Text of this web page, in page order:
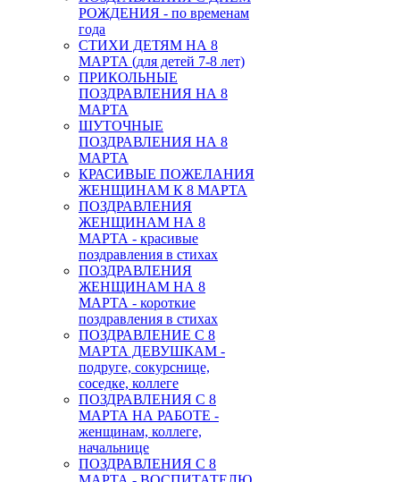
РОЖДЕНИЯ - по временам
года
СТИХИ ДЕТЯМ НА 8
МАРТА (для детей 7-8 лет)
ПРИКОЛЬНЫЕ
ПОЗДРАВЛЕНИЯ НА 8
МАРТА
ШУТОЧНЫЕ
ПОЗДРАВЛЕНИЯ НА 8
МАРТА
КРАСИВЫЕ ПОЖЕЛАНИЯ
ЖЕНЩИНАМ К 8 МАРТА
ПОЗДРАВЛЕНИЯ
ЖЕНЩИНАМ НА 8
МАРТА - красивые
поздравления в стихах
ПОЗДРАВЛЕНИЯ
ЖЕНЩИНАМ НА 8
МАРТА - короткие
поздравления в стихах
ПОЗДРАВЛЕНИЕ С 8
МАРТА ДЕВУШКАМ -
подруге, сокурснице,
соседке, коллеге
ПОЗДРАВЛЕНИЯ С 8
МАРТА НА РАБОТЕ -
женщинам, коллеге,
начальнице
ПОЗДРАВЛЕНИЯ С 8